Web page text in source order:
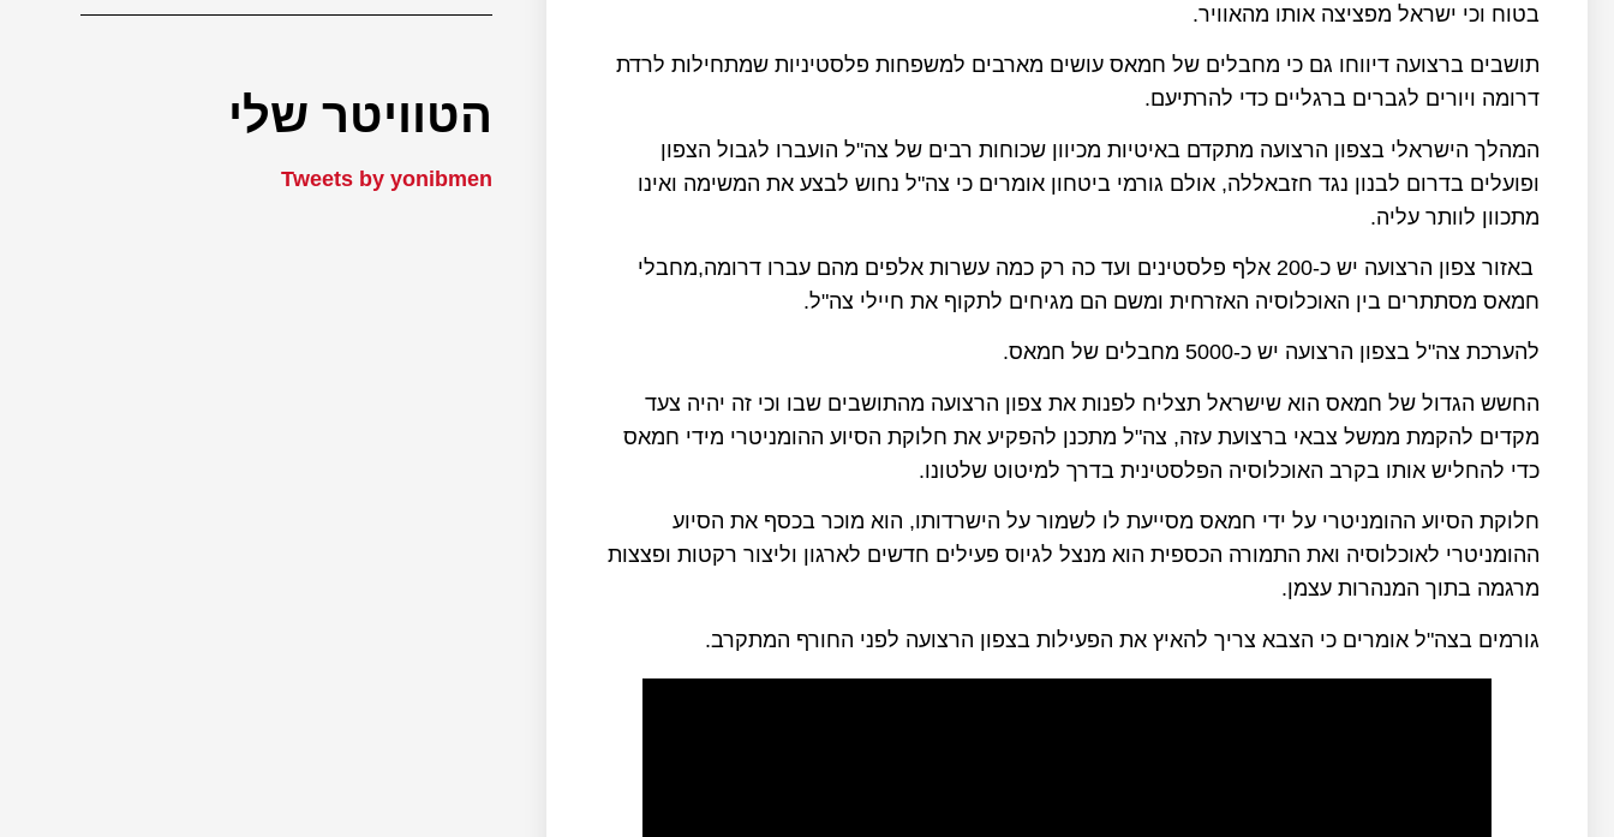
בטוח וכי ישראל מפציצה אותו מהאוויר.
תושבים ברצועה דיווחו גם כי מחבלים של חמאס עושים מארבים למשפחות פלסטיניות שמתחילות לרדת
דרומה ויורים לגברים ברגליים כדי להרתיעם.
המהלך הישראלי בצפון הרצועה מתקדם באיטיות מכיוון שכוחות רבים של צה"ל הועברו לגבול הצפון
ופועלים בדרום לבנון נגד חזבאללה, אולם גורמי ביטחון אומרים כי צה"ל נחוש לבצע את המשימה ואינו
מתכוון לוותר עליה.
באזור צפון הרצועה יש כ-200 אלף פלסטינים ועד כה רק כמה עשרות אלפים מהם עברו דרומה,מחבלי
חמאס מסתתרים בין האוכלוסיה האזרחית ומשם הם מגיחים לתקוף את חיילי צה"ל.
להערכת צה"ל בצפון הרצועה יש כ-5000 מחבלים של חמאס.
החשש הגדול של חמאס הוא שישראל תצליח לפנות את צפון הרצועה מהתושבים שבו וכי זה יהיה צעד
מקדים להקמת ממשל צבאי ברצועת עזה, צה"ל מתכנן להפקיע את חלוקת הסיוע ההומניטרי מידי חמאס
כדי להחליש אותו בקרב האוכלוסיה הפלסטינית בדרך למיטוט שלטונו.
חלוקת הסיוע ההומניטרי על ידי חמאס מסייעת לו לשמור על הישרדותו, הוא מוכר בכסף את הסיוע
ההומניטרי לאוכלוסיה ואת התמורה הכספית הוא מנצל לגיוס פעילים חדשים לארגון וליצור רקטות ופצצות
מרגמה בתוך המנהרות עצמן.
גורמים בצה"ל אומרים כי הצבא צריך להאיץ את הפעילות בצפון הרצועה לפני החורף המתקרב.
הטוויטר שלי
Tweets by yonibmen